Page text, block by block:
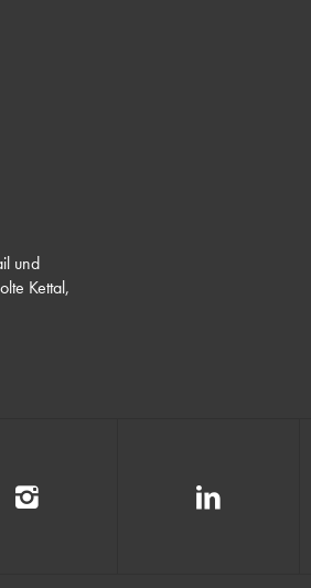
und
Kettal,